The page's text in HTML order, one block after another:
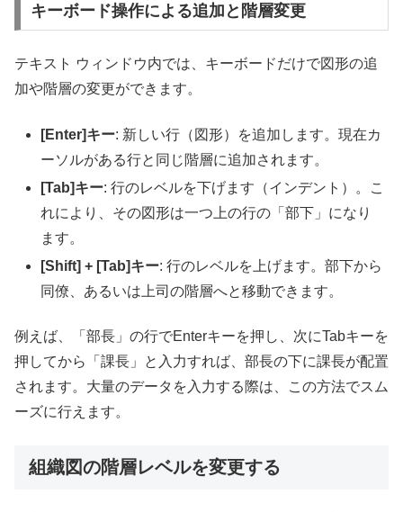
キーボード操作による追加と階層変更
テキスト ウィンドウ内では、キーボードだけで図形の追
加や階層の変更ができます。
[Enter]キー: 新しい行（図形）を追加します。現在カ
ーソルがある行と同じ階層に追加されます。
[Tab]キー: 行のレベルを下げます（インデント）。こ
れにより、その図形は一つ上の行の「部下」になり
ます。
[Shift] + [Tab]キー: 行のレベルを上げます。部下から
同僚、あるいは上司の階層へと移動できます。
例えば、「部長」の行でEnterキーを押し、次にTabキーを
押してから「課長」と入力すれば、部長の下に課長が配置
されます。大量のデータを入力する際は、この方法でスム
ーズに行えます。
組織図の階層レベルを変更する